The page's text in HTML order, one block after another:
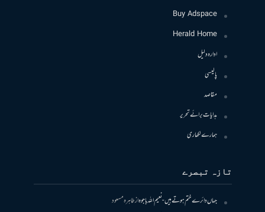
Buy Adspace
Herald Home
ادارہ دلیل
پالیسی
مقاصد
ہدایات برائے تحریر
ہمارے لکھاری
تازہ تبصرے
جہاں دائرے ختم ہوتے ہیں- نعیم اللہ باجوہازطاہرہ مسعود